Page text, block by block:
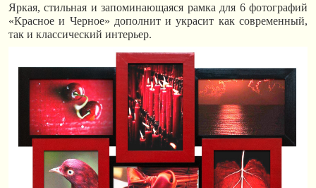
Яркая, стильная и запоминающаяся рамка для 6 фотографий
«Красное и Черное» дополнит и украсит как современный,
так и классический интерьер.